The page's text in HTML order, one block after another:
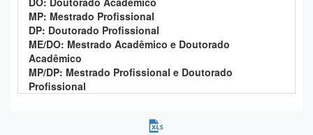
MP: Mestrado Profissional
DP: Doutorado Profissional
ME/DO: Mestrado Acadêmico e Doutorado
Acadêmico
MP/DP: Mestrado Profissional e Doutorado
Profissional